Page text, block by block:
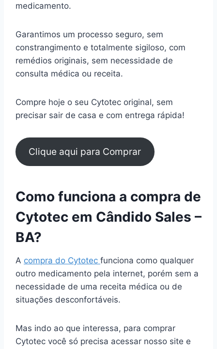
medicamento.
Garantimos um processo seguro, sem
constrangimento e totalmente sigiloso, com
remédios originais, sem necessidade de
consulta médica ou receita.
Compre hoje o seu Cytotec original, sem
precisar sair de casa e com entrega rápida!
Clique aqui para Comprar
Como funciona a compra de
Cytotec em Cândido Sales –
BA?
A compra do Cytotec funciona como qualquer
outro medicamento pela internet, porém sem a
necessidade de uma receita médica ou de
situações desconfortáveis.
Mas indo ao que interessa, para comprar
Cytotec você só precisa acessar nosso site e